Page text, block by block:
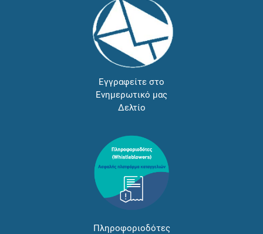
Εγγραφείτε στο
Ενημερωτικό μας
Δελτίο
Πληροφοριοδότες